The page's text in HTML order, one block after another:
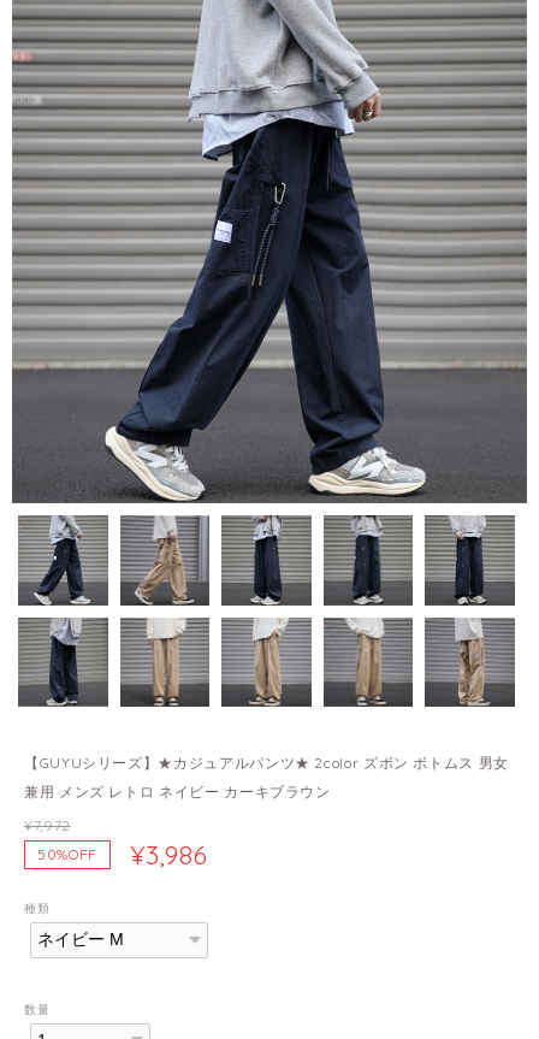
【GUYUシリーズ】★カジュアルパンツ★ 2color ズボン ボトムス 男女
兼用 メンズ レトロ ネイビー カーキブラウン
¥7,972
50%OFF
¥3,986
種類
数量